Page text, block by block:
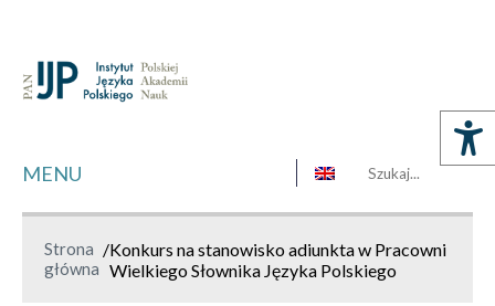
MENU
Strona
główna
/Konkurs na stanowisko adiunkta w Pracowni
Wielkiego Słownika Języka Polskiego